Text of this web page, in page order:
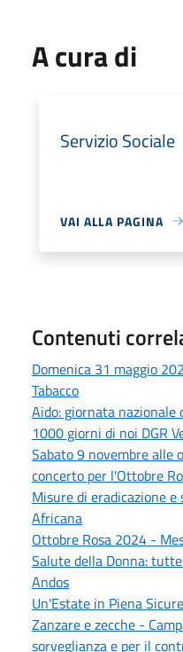
A cura di
Servizio Sociale
VAI ALLA PAGINA
Contenuti
Domenica 31 maggio
Tabacco
Aido: giornata nazionale
1000 giorni di noi DGR
Sabato 9 novembre alle
concerto per l'Ottobre
Misure di eradicazione
Africana
Ottobre Rosa 2024 -
Salute della Donna:
Andos
Un'Estate in Piena
Zanzare e zecche -
sorveglianza e per il